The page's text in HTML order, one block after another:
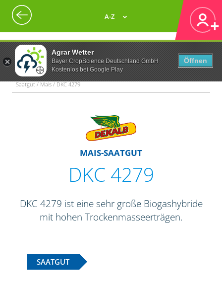
Agrar Wetter
Bayer CropScience Deutschland GmbH
Kostenlos bei Google Play
Öffnen
A-Z
Saatgut / Mais / DKC 4279
MAIS-SAATGUT
DKC 4279
DKC 4279 ist eine sehr große Biogashybride
mit hohen Trockenmasseerträgen.
SAATGUT